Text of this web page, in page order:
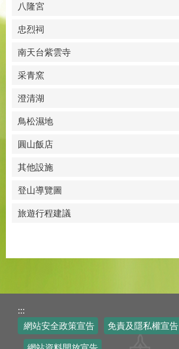
八隆宮
忠烈祠
南天台紫雲寺
采青窯
澄清湖
鳥松濕地
圓山飯店
其他設施
登山導覽圖
旅遊行程建議
:::
網站安全政策宣告
免責及隱私權宣告